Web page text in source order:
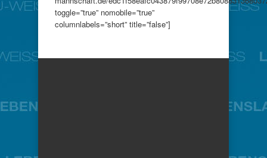
toggle=”true” nomobile=”true”
columnlabels=”short” title=”false”]